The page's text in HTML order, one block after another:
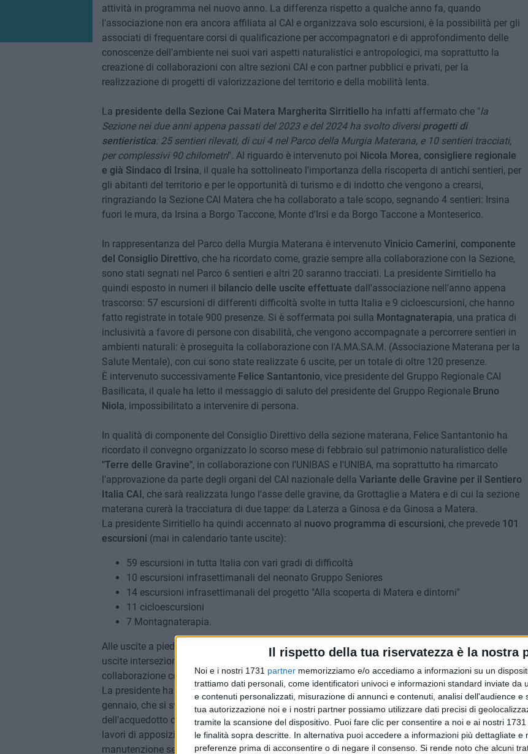
Il rispetto della tua riservatezza è la nostra
Noi e i nostri 1731 partner memorizziamo e/o accediamo a informazioni su un
trattiamo dati personali, come identificatori univoci e informazioni standard inviate da
e contenuti personalizzati, misurazione di annunci e contenuti, analisi dell'audience e
tua autorizzazione noi e i nostri partner possiamo utilizzare dati precisi di
tramite la scansione del dispositivo. Puoi fare clic per consentire a noi e ai nostri
le finalità sopra descritte. In alternativa puoi accedere a informazioni più dettagliate e
preferenze prima di acconsentire o di negare il consenso. Si rende noto che alcuni
attività in programma nel nuovo anno. La differenza rispetto a qualche anno fa, quando
l'associazione non era ancora affiliata al CAI e organizzava solo escursioni, è la possibilità per gli
associati di frequentare corsi di qualificazione per accompagnatori e di approfondimento delle
conoscenze dell'ambiente nei suoi vari aspetti naturalistici e antropologici, ma soprattutto la
creazione di collaborazioni con altre sezioni CAI e con partner pubblici e privati, per la
realizzazione di progetti di valorizzazione del territorio e della mobilità lenta.
La presidente della Sezione Cai Matera Margherita Sirritiello ha infatti affermato che "la
Sezione nei due anni appena passati del 2023 e del 2024 ha svolto diversi progetti di
sentieristica: 25 sentieri rilevati, di cui 4 nel Parco della Murgia Materana, e 10 sentieri tracciati,
per complessivi 90 chilometri". Al riguardo è intervenuto poi Nicola Morea, consigliere regionale
e già Sindaco di Irsina, il quale ha sottolineato l'importanza della riscoperta di antichi sentieri, per
gli abitanti del territorio e per le opportunità di turismo e di indotto che vengono a crearsi,
ringraziando la Sezione CAI Matera che ha collaborato a tale scopo, segnando 4 sentieri: Irsina
fuori le mura, da Irsina a Borgo Taccone, Monte d'Irsi e da Borgo Taccone a Monteserico.
In rappresentanza del Parco della Murgia Materana è intervenuto Vinicio Camerini, componente
del Consiglio Direttivo, che ha ricordato come, grazie sempre alla collaborazione con la Sezione,
sono stati segnati nel Parco 6 sentieri e altri 20 saranno tracciati. La presidente Sirritiello ha
quindi esposto in numeri il bilancio delle uscite effettuate dall'associazione nell'anno appena
trascorso: 57 escursioni di differenti difficoltà svolte in tutta Italia e 9 cicloescursioni, che hanno
fatto registrate in totale 900 presenze. Si è soffermata poi sulla Montagnaterapia, una pratica di
inclusività a favore di persone con disabilità, che vengono accompagnate a percorrere sentieri in
ambienti naturali: è proseguita la collaborazione con l'A.MA.SA.M. (Associazione Materana per la
Salute Mentale), con cui sono state realizzate 6 uscite, per un totale di oltre 120 presenze.
È intervenuto successivamente Felice Santantonio, vice presidente del Gruppo Regionale CAI
Basilicata, il quale ha letto il messaggio di saluto del presidente del Gruppo Regionale Bruno
Niola, impossibilitato a intervenire di persona.
In qualità di componente del Consiglio Direttivo della sezione materana, Felice Santantonio ha
ricordato il convegno organizzato lo scorso mese di febbraio sul patrimonio naturalistico delle
"Terre delle Gravine", in collaborazione con l'UNIBAS e l'UNIBA, ma soprattutto ha rimarcato
l'approvazione da parte degli organi del CAI nazionale della Variante delle Gravine per il Sentiero
Italia CAI, che sarà realizzata lungo l'asse delle gravine, da Grottaglie a Matera e di cui la sezione
materana curerà la tracciatura di due tappe: da Laterza a Ginosa e da Ginosa a Matera.
La presidente Sirritiello ha quindi accennato al nuovo programma di escursioni, che prevede 101
escursioni (mai in calendario tante uscite):
59 escursioni in tutta Italia con vari gradi di difficoltà
10 escursioni infrasettimanali del neonato Gruppo Seniores
14 escursioni infrasettimanali del progetto "Alla scoperta di Matera e dintorni"
11 cicloescursioni
7 Montagnaterapia.
Alle uscite a piedi, vanno ad aggiungersi quelle in bicicletta
, con numerosi appuntamenti, tra cui 4
uscite intersezionali e la percorrenza della ciclovia Matera – Potenza in tre fine settimana, in
collaborazione con l'
Associazione FIAB "Il Ciclamino"di Matera.
La presidente ha accennato anche alla prima escursione dell'anno, in programma oggi 19
gennaio, che si svolgerà nel Parco della Murgia Materana lungo il sentiero 409, che dal serbatoio
dell'acquedotto conduce al Bosco del Comune e allo Jazzo del Comune. Il sentiero 409, oggetto di
lavori di apposizione della segnaletica orizzontale da parte della sezione CAI - gruppo di
manutenzione sentieri, è stato anche da poco inserito dal Parco della Murgia Materana nel